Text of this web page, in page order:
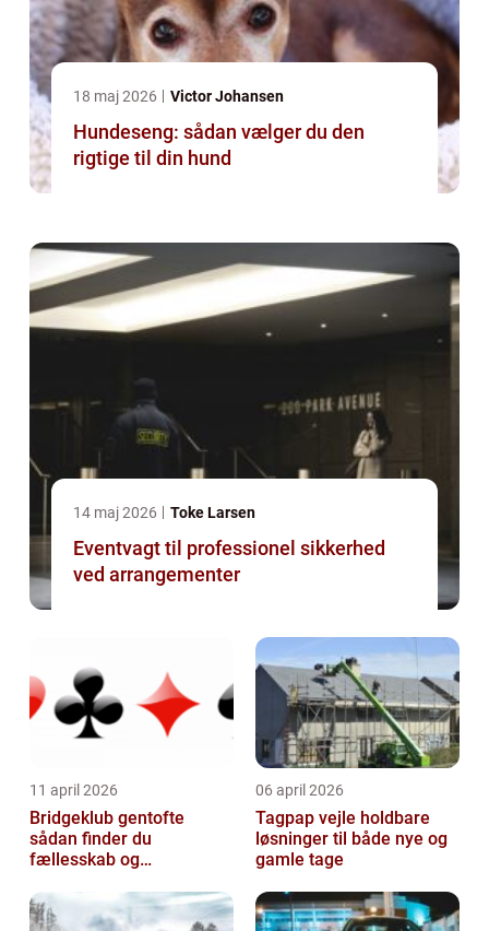
18 maj 2026 Victor Johansen
Hundeseng: sådan vælger du den
rigtige til din hund
14 maj 2026 Toke Larsen
Eventvagt til professionel sikkerhed
ved arrangementer
11 april 2026
Bridgeklub gentofte
sådan finder du
fællesskab og
06 april 2026
Tagpap vejle holdbare
løsninger til både nye og
gamle tage